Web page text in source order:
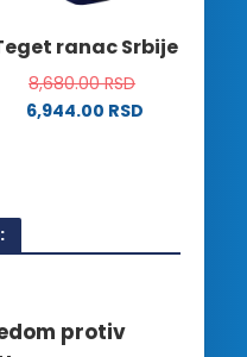
proizvoda.
ranac Srbije
8,680.00RSD
6,944.00 RSD
protiv